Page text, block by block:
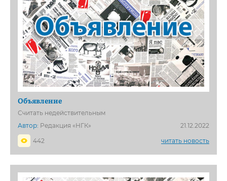
Объявление
Считать недействительным
Автор: Редакция «НГК»
21.12.2022
442
читать новость